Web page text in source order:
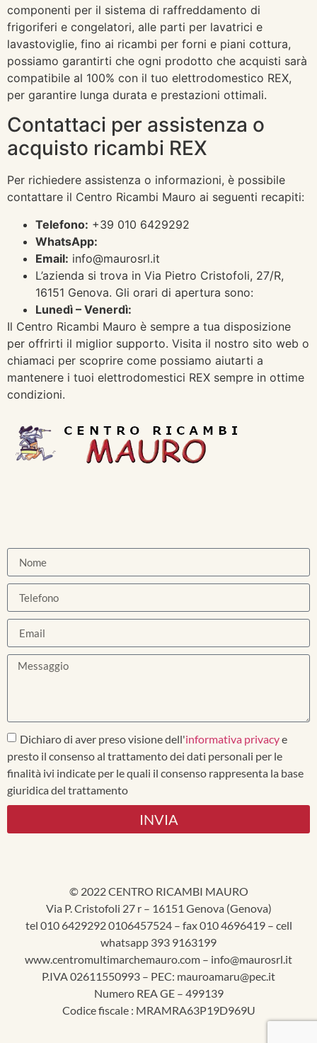
componenti per il sistema di raffreddamento di
frigoriferi e congelatori, alle parti per lavatrici e
lavastoviglie, fino ai ricambi per forni e piani cottura,
possiamo garantirti che ogni prodotto che acquisti sarà
compatibile al 100% con il tuo elettrodomestico REX,
per garantire lunga durata e prestazioni ottimali.
Contattaci per assistenza o
acquisto ricambi REX
Per richiedere assistenza o informazioni, è possibile
contattare il Centro Ricambi Mauro ai seguenti recapiti:
Telefono: +39 010 6429292
WhatsApp:
Email: info@maurosrl.it
L’azienda si trova in Via Pietro Cristofoli, 27/R,
16151 Genova. Gli orari di apertura sono:
Lunedì – Venerdì:
Il Centro Ricambi Mauro è sempre a tua disposizione
per offrirti il miglior supporto. Visita il nostro sito web o
chiamaci per scoprire come possiamo aiutarti a
mantenere i tuoi elettrodomestici REX sempre in ottime
condizioni.
Dichiaro di aver preso visione dell'informativa privacye
presto il consenso al trattamento dei dati personali per le
finalità ivi indicate per le quali il consenso rappresenta la base
giuridica del trattamento
INVIA
© 2022 CENTRO RICAMBI MAURO
Via P. Cristofoli 27 r – 16151 Genova (Genova)
tel 010 6429292 0106457524 – fax 010 4696419 – cell
whatsapp 393 9163199
www.centromultimarchemauro.com – info@maurosrl.it
P.IVA 02611550993 – PEC: mauroamaru@pec.it
Numero REA GE – 499139
Codice fiscale : MRAMRA63P19D969U